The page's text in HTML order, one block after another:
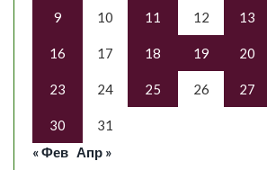
9 10 11 12 13
16 17 18 19 20
23 24 25 26 27
30
31
« Фев Апр »